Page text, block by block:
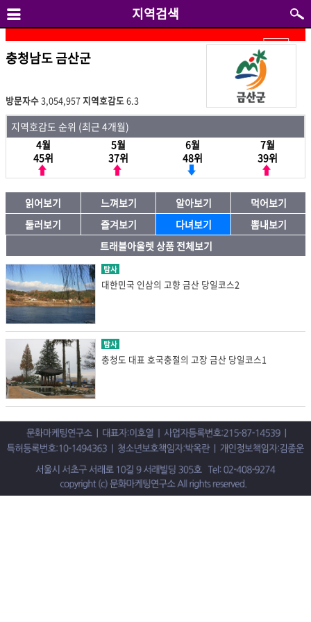
지역검색
충청남도 금산군
방문자수 3,054,957지역호감도 6.3
지역호감도 순위 (최근 4개월)
4월
45위
5월
37위
6월
48위
7월
39위
읽어보기 느껴보기 알아보기
먹어보기
둘러보기
즐겨보기 다녀보기
뽐내보기
트래블아울렛 상품 전체보기
탐사
대한민국 인삼의 고향 금산 당일코스2
탐사
충청도 대표 호국충절의 고장 금산 당일코스1